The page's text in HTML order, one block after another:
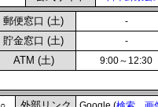
郵便窓口 (土) -
貯金窓口 (土) -
ATM (土) 9:00～12:30